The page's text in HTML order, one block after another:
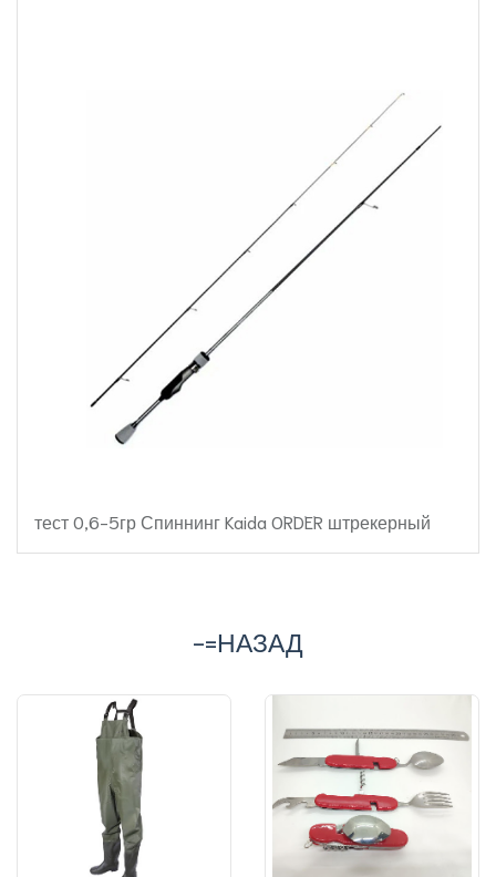
тест 0,6-5гр Спиннинг Kaida ORDER штрекерный
-=НАЗАД